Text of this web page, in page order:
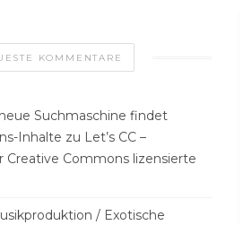
KOMMENTARE
Suchmaschine findet
Inhalte zu Let’s CC –
Creative Commons lizensierte
/ Exotische